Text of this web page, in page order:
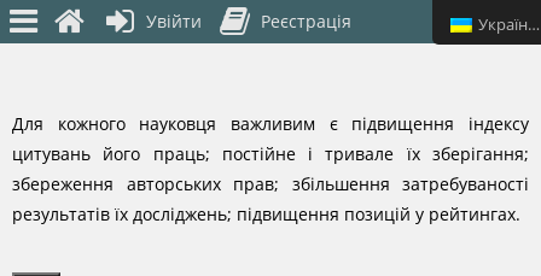
Для кожного науковця важливим є підвищення індексу
цитувань його праць; постійне і тривале їх зберігання;
збереження авторських прав; збільшення затребуваності
результатів їх досліджень; підвищення позицій у рейтингах.
Увійти Реєстрація Українська